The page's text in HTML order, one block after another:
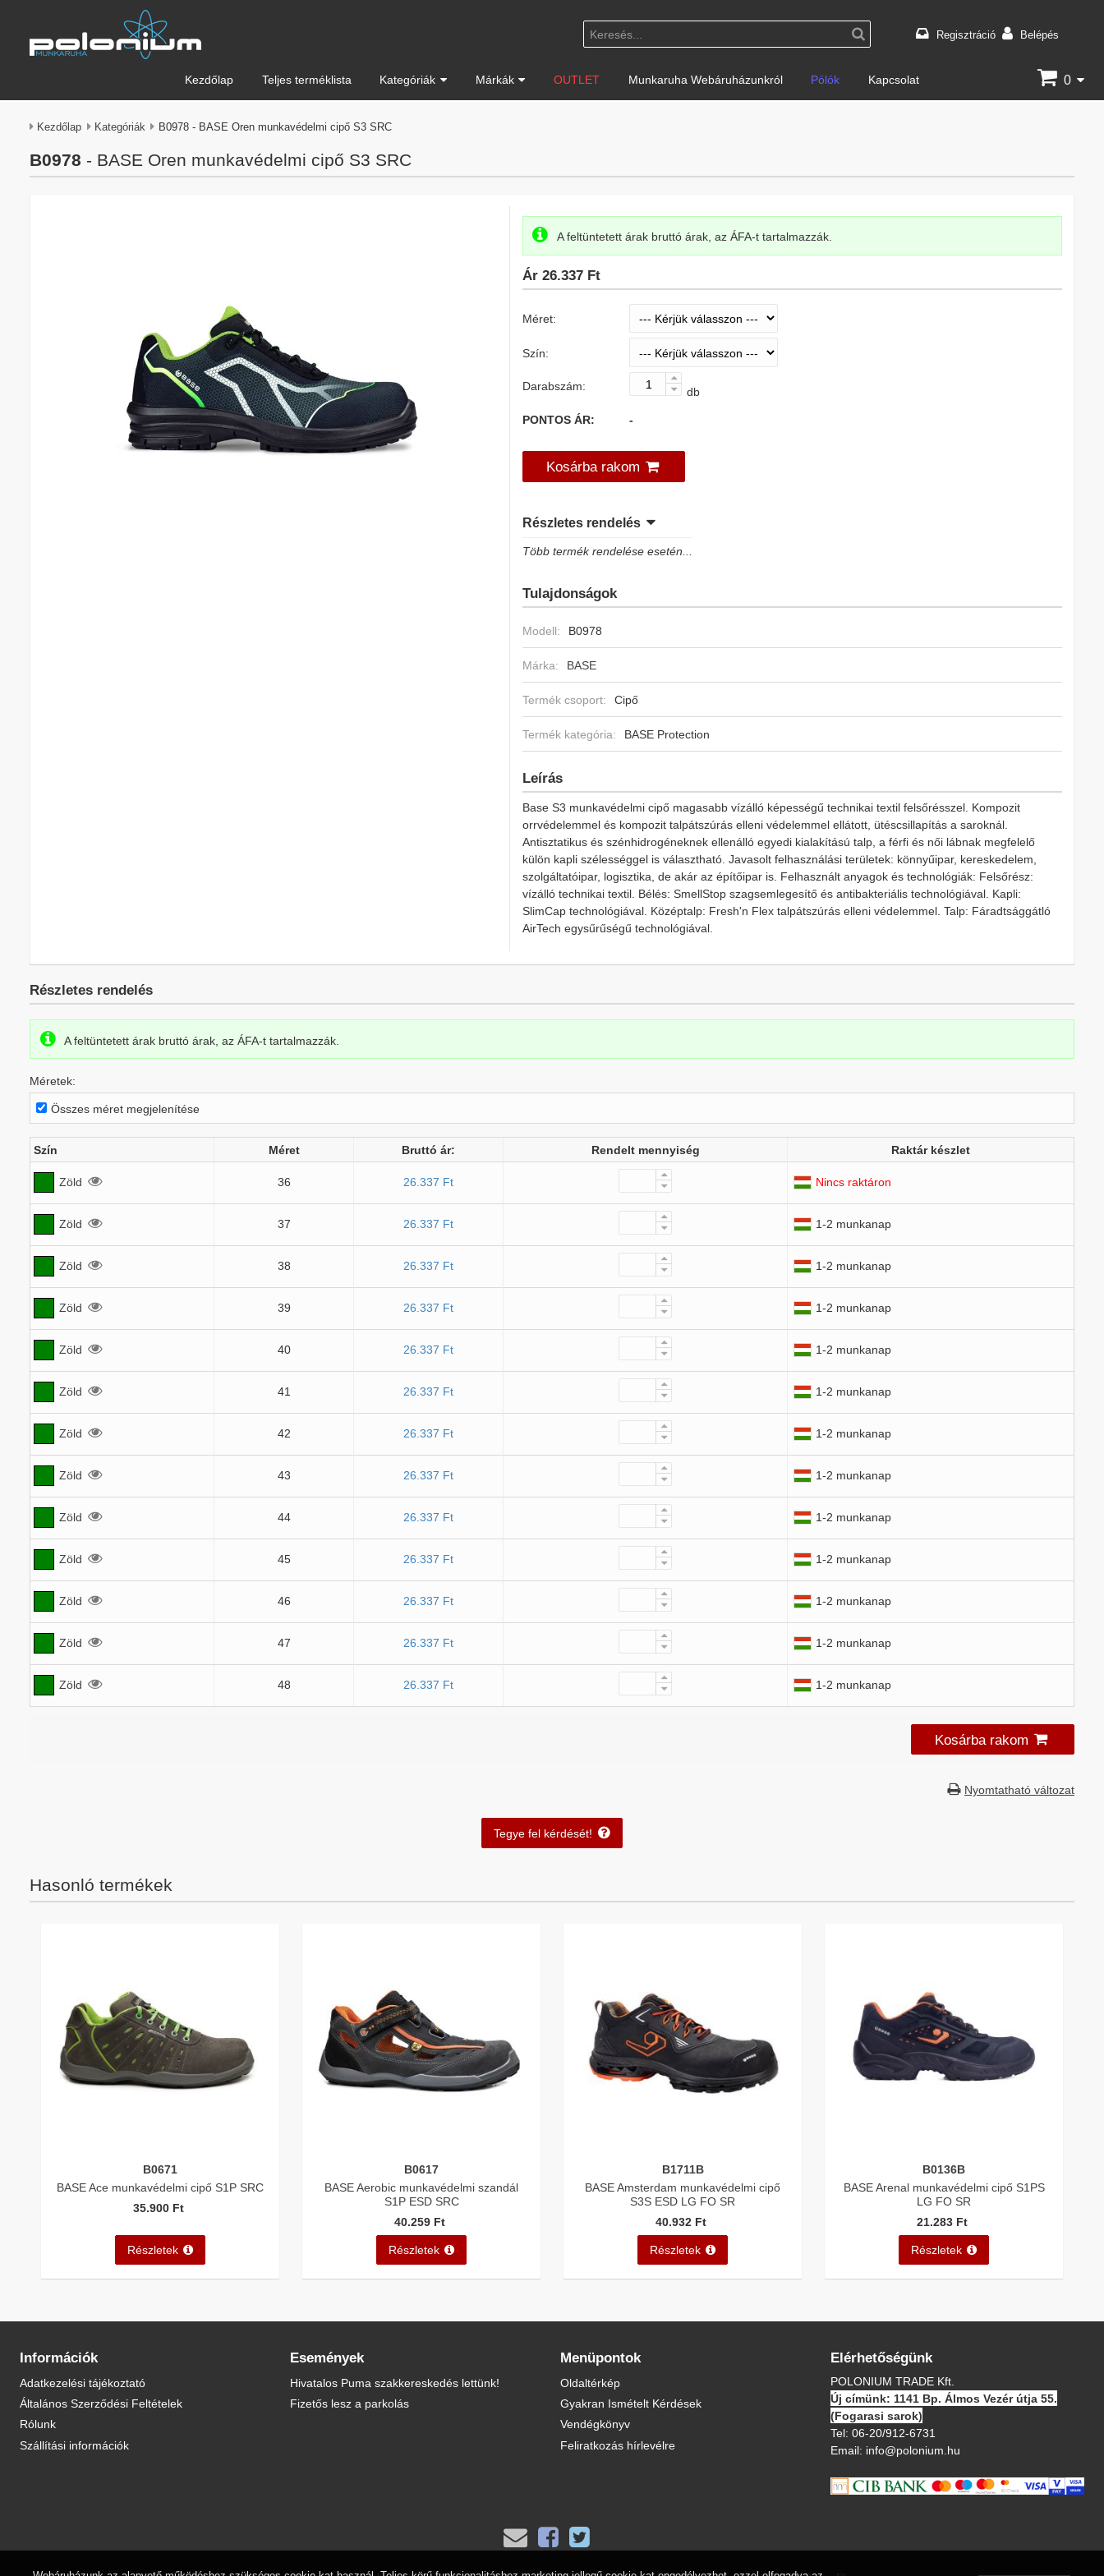
Regisztráció Belépés
Kezdőlap Teljes terméklista Kategóriák Márkák OUTLET Munkaruha Webáruházunkról Pólók Kapcsolat 0
Kezdőlap Kategóriák B0978 - BASE Oren munkavédelmi cipő S3 SRC
B0978 - BASE Oren munkavédelmi cipő S3 SRC
A feltüntetett árak bruttó árak, az ÁFA-t tartalmazzák.
Ár 26.337 Ft
Méret:
Szín:
Darabszám:
db
PONTOS ÁR:
-
Kosárba rakom
Részletes rendelés
Több termék rendelése esetén...
Tulajdonságok
Modell: B0978
Márka: BASE
Termék csoport: Cipő
Termék kategória: BASE Protection
Leírás
Base S3 munkavédelmi cipő magasabb vízálló képességű technikai textil felsőrésszel. Kompozit
orrvédelemmel és kompozit talpátszúrás elleni védelemmel ellátott, ütéscsillapítás a saroknál.
Antisztatikus és szénhidrogéneknek ellenálló egyedi kialakítású talp, a férfi és női lábnak megfelelő
külön kapli szélességgel is választható. Javasolt felhasználási területek: könnyűipar, kereskedelem,
szolgáltatóipar, logisztika, de akár az építőipar is. Felhasznált anyagok és technológiák: Felsőrész:
vízálló technikai textil. Bélés: SmellStop szagsemlegesítő és antibakteriális technológiával. Kapli:
SlimCap technológiával. Középtalp: Fresh'n Flex talpátszúrás elleni védelemmel. Talp: Fáradtsággátló
AirTech egysűrűségű technológiával.
Részletes rendelés
A feltüntetett árak bruttó árak, az ÁFA-t tartalmazzák.
Méretek:
Összes méret megjelenítése
Szín Méret Bruttó ár: Rendelt mennyiség Raktár készlet
Zöld 36 26.337 Ft Nincs raktáron
Zöld 37 26.337 Ft 1-2 munkanap
Zöld 38 26.337 Ft 1-2 munkanap
Zöld 39 26.337 Ft 1-2 munkanap
Zöld 40 26.337 Ft 1-2 munkanap
Zöld 41 26.337 Ft 1-2 munkanap
Zöld 42 26.337 Ft 1-2 munkanap
Zöld 43 26.337 Ft 1-2 munkanap
Zöld 44 26.337 Ft 1-2 munkanap
Zöld 45 26.337 Ft 1-2 munkanap
Zöld 46 26.337 Ft 1-2 munkanap
Zöld 47 26.337 Ft 1-2 munkanap
Zöld 48 26.337 Ft 1-2 munkanap
Kosárba rakom
Nyomtatható változat
Tegye fel kérdését!
Hasonló termékek
B0671
BASE Ace munkavédelmi cipő S1P SRC
35.900 Ft
Részletek
B0617
BASE Aerobic munkavédelmi szandál
S1P ESD SRC
40.259 Ft
Részletek
B1711B
BASE Amsterdam munkavédelmi cipő
S3S ESD LG FO SR
40.932 Ft
Részletek
B0136B
BASE Arenal munkavédelmi cipő S1PS
LG FO SR
21.283 Ft
Részletek
Információk
Adatkezelési tájékoztató
Általános Szerződési Feltételek
Rólunk
Szállítási információk
Események
Hivatalos Puma szakkereskedés lettünk!
Fizetős lesz a parkolás
Menüpontok
Oldaltérkép
Gyakran Ismételt Kérdések
Vendégkönyv
Feliratkozás hírlevélre
Elérhetőségünk
POLONIUM TRADE Kft.
Új címünk: 1141 Bp. Álmos Vezér útja 55.
(Fogarasi sarok)
Tel: 06-20/912-6731
Email: info@polonium.hu